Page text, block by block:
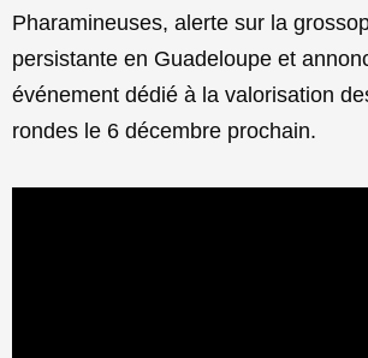
Pharamineuses, alerte sur la
persistante en Guadeloupe et
événement dédié à la valorisation
rondes le 6 décembre prochain.